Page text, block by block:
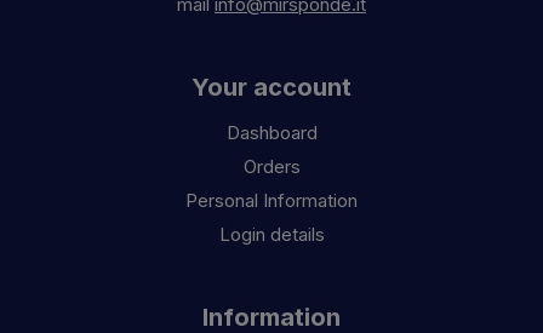
Your account
Dashboard
Orders
Personal Information
Login details
Information